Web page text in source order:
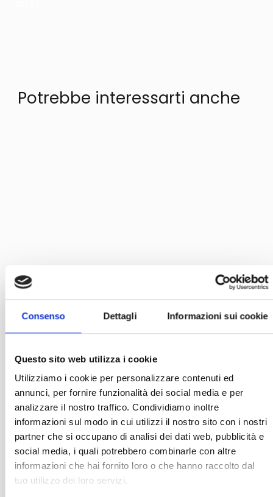
Consenso Dettagli Informazioni sui cookie
Questo sito web utilizza i cookie
Utilizziamo i cookie per personalizzare contenuti ed
annunci, per fornire funzionalità dei social media e per
analizzare il nostro traffico. Condividiamo inoltre
informazioni sul modo in cui utilizzi il nostro sito con i nostri
partner che si occupano di analisi dei dati web, pubblicità e
social media, i quali potrebbero combinarle con altre
informazioni che hai fornito loro o che hanno raccolto dal
tuo utilizzo dei loro servizi.
Potrebbe interessarti anche